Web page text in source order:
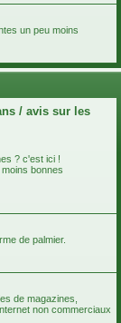
un peu moins
/ avis sur les
? c'est ici !
bonnes
de palmier.
de magazines,
non commerciaux